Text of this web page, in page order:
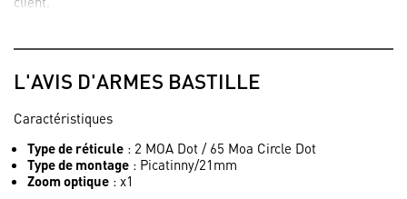
fourniture de produits riches en fonctionnalités et de haute
munitions. Après avoir comparé nos produits à la concurrence,
disons «Holosun, votre prochaine optique».
L'AVIS D'ARMES BASTILLE
Caractéristiques
Type de réticule : 2 MOA Dot / 65 Moa Circle Dot
Type de montage : Picatinny/21mm
Zoom optique : x1